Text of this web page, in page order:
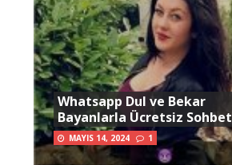
Whatsapp Dul ve Bekar
Bayanlarla Ücretsiz Sohbet
MAYIS 14, 2024 1